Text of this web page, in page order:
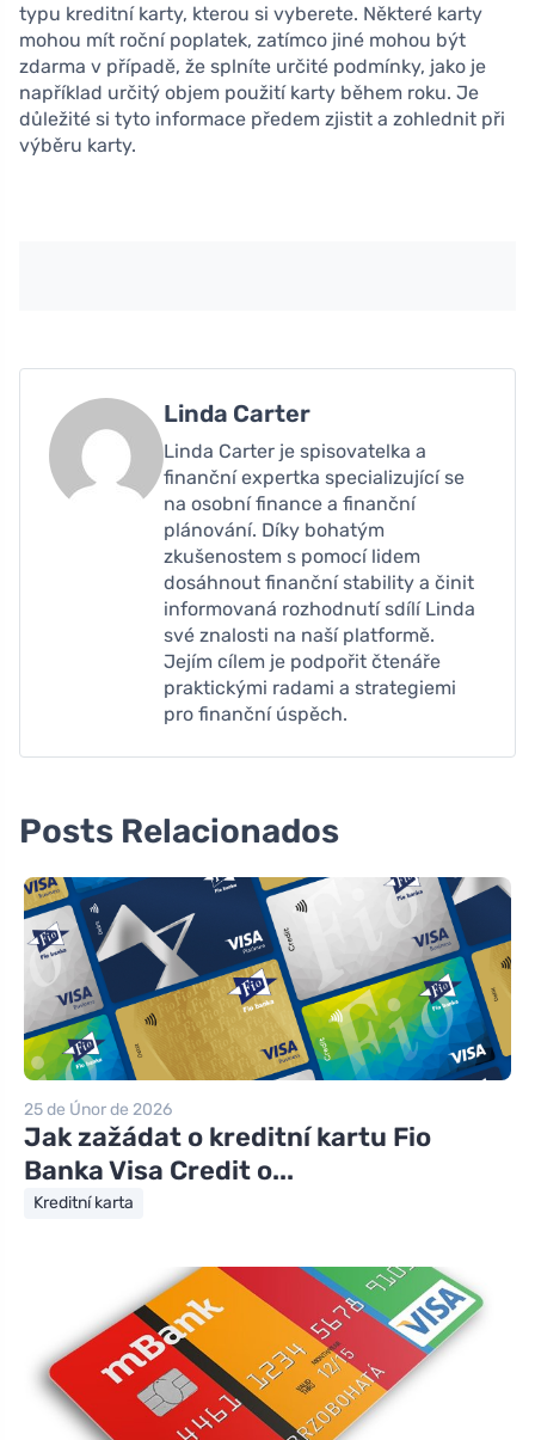
typu kreditní karty, kterou si vyberete. Některé karty
mohou mít roční poplatek, zatímco jiné mohou být
zdarma v případě, že splníte určité podmínky, jako je
například určitý objem použití karty během roku. Je
důležité si tyto informace předem zjistit a zohlednit při
výběru karty.
Linda Carter
Linda Carter je spisovatelka a
finanční expertka specializující se
na osobní finance a finanční
plánování. Díky bohatým
zkušenostem s pomocí lidem
dosáhnout finanční stability a činit
informovaná rozhodnutí sdílí Linda
své znalosti na naší platformě.
Jejím cílem je podpořit čtenáře
praktickými radami a strategiemi
pro finanční úspěch.
Posts Relacionados
25 de Únor de 2026
Jak zažádat o kreditní kartu Fio
Banka Visa Credit o...
Kreditní karta